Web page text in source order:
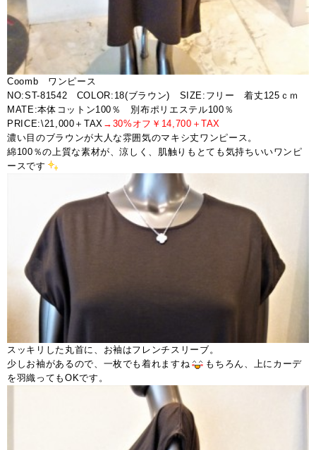
Coomb ワンピース
NO:ST-81542 COLOR:18(ブラウン) SIZE:フリー 着丈125ｃｍ
MATE:本体コットン100％ 別布ポリエステル100％
PRICE:\21,000＋TAX →30%オフ￥14,700＋TAX
濃い目のブラウンが大人な雰囲気のマキシ丈ワンピース。
綿100％の上質な素材が、涼しく、肌触りもとても気持ちいいワンピ
ースです
スッキリした丸首に、お袖はフレンチスリーブ。
少しお袖があるので、一枚でも着れますね
もちろん、上にカーデ
を羽織ってもOKです。